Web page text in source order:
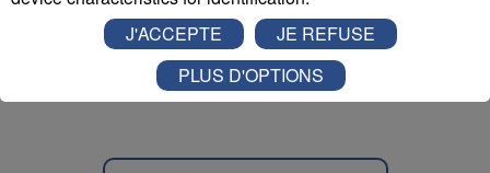
rédaction de #RadioMontBlanc qui met en lumière les
entreprises en mouvement sur leurs engagements RSE.
A retrouver tous les lundis à 17h10*
J'ACCEPTE
JE REFUSE
PLUS D'OPTIONS